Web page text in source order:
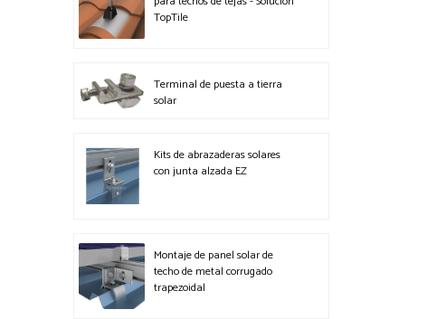
TopTile
Terminal de puesta a tierra
solar
Kits de abrazaderas solares
con junta alzada EZ
Montaje de panel solar de
techo de metal corrugado
trapezoidal